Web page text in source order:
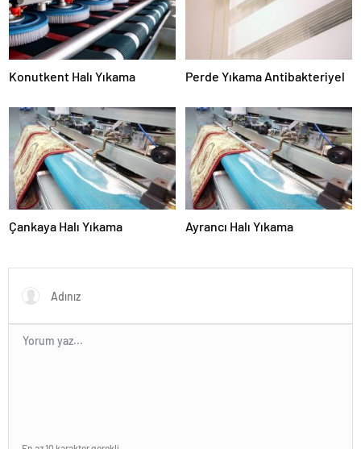
Konutkent Halı Yıkama Perde Yıkama Antibakteriyel
Çankaya Halı Yıkama Ayrancı Halı Yıkama